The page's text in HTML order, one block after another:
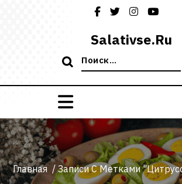
Salativse.ru
Поиск:
Главная /Записи С Метками